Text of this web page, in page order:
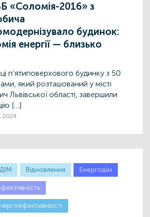
«Соломія-2016» з
будинок:
енергії — близько
п’ятиповерхового будинку з 50
який розташований у місті
Львівської області, завершили
[…]
2024
Відновлення Енергодім